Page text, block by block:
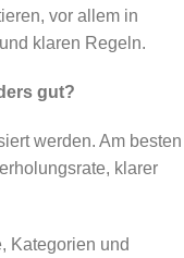
vor allem in
klaren Regeln.
gut?
werden. Am besten
klarer
Kategorien und